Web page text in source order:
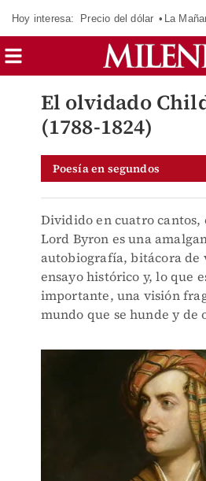
Hoy interesa: Precio del dólar La
El olvidado
(1788-1824)
Poesía en segundos
Dividido en cuatro cantos,
Lord Byron es una
autobiografía, bitácora de
ensayo histórico y, lo que
importante, una visión
mundo que se hunde y de